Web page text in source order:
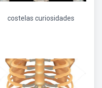
costelas curiosidades